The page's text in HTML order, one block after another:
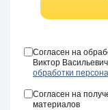
Согласен на
Виктор
обработки
Согласен на
материалов